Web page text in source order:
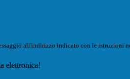
all'indirizzo indicato con le istruzioni
elettronica!